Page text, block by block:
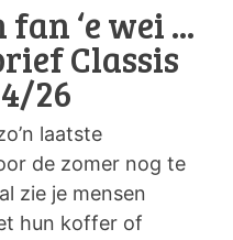
‘e wei ...
Classis
26
laatste
de zomer nog te
zie je mensen
hun koffer of